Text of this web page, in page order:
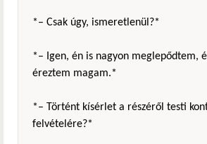
*– Csak úgy, ismeretlenül?*
*– Igen, én is nagyon meglepődtem,
éreztem magam.*
*– Történt kísérlet a részéről testi
felvételére?*